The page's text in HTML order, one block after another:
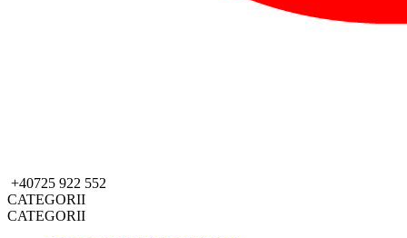
+40725 922 552
CATEGORII
CATEGORII